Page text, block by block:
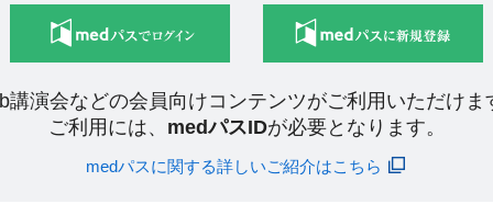
講演会などの会員向けコンテンツがご利用いただけま
ご利用には、 medパスIDが必要となります。
medパスに関する詳しいご紹介はこちら